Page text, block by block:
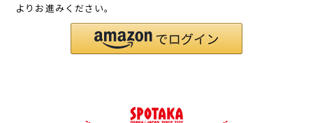
よりお進みください。